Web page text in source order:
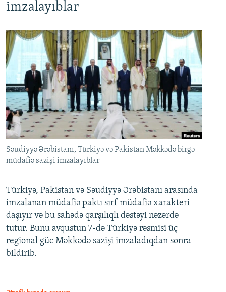
imzalayıblar
Səudiyyə Ərəbistanı, Türkiyə və Pakistan Məkkədə birgə
müdafiə sazişi imzalayıblar
Türkiyə, Pakistan və Səudiyyə Ərəbistanı arasında
imzalanan müdafiə paktı sırf müdafiə xarakteri
daşıyır və bu sahədə qarşılıqlı dəstəyi nəzərdə
tutur. Bunu avqustun 7-də Türkiyə rəsmisi üç
regional güc Məkkədə sazişi imzaladıqdan sonra
bildirib.